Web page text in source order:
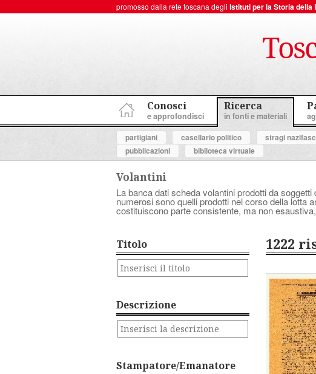
promosso dalla rete toscana degli Istituti per la Storia della
Conosci
e approfondisci
Ricerca
in fonti e materiali
partigiani
casellario politico stragi
pubblicazioni
biblioteca virtuale
Volantini
La banca dati scheda volantini prodotti da
numerosi sono quelli prodotti nel corso della lotta
costituiscono parte consistente, ma non
Titolo
Descrizione
Stampatore/Emanatore
1222